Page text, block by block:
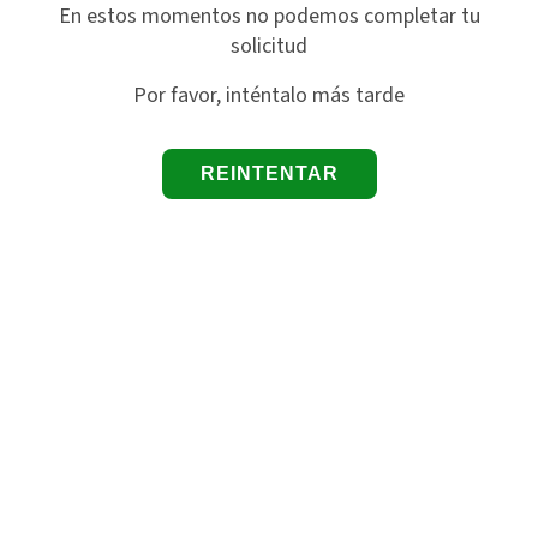
En estos momentos no podemos completar tu
solicitud
Por favor, inténtalo más tarde
REINTENTAR